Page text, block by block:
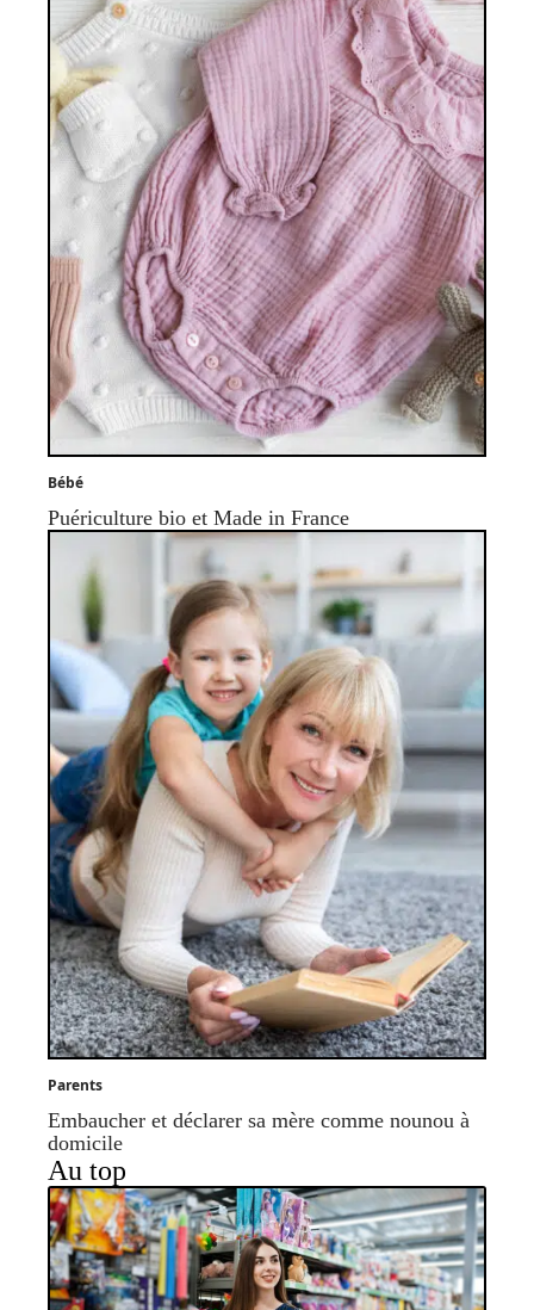
Bébé
Puériculture bio et Made in France
Parents
Embaucher et déclarer sa mère comme nounou à
domicile
Au top